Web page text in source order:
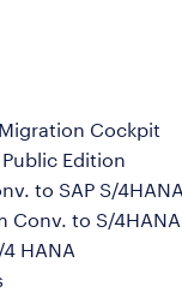
Cockpit
Edition
to SAP S/4HANA
Conv. to S/
HANA